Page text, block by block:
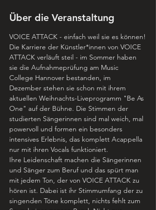
Über die Veranstaltung
VOICE ATTACK - einfach weil sie es können!
Die Karriere der Künstler*innen von VOICE
ATTACK verläuft steil - im Sommer haben
sie die Aufnahmeprüfung am Music
College Hannover bestanden, im
Dezember stehen sie schon mit ihrem
aktuellen Weihnachts-Liveprogramm "Be As
One" auf der Bühne. Die Stimmen der
studierten Sängerinnen sind mal weich, mal
powervoll und formen ein besonders
intensives Erlebnis, das komplett Acappella
nur mit ihren Vocals funktioniert.
Ihre Leidenschaft machen die Sängerinnen
und Sänger zum Beruf und das spürt man
mit jedem Ton, der von VOICE ATTACK zu
hören ist. Dabei ist ihr Stimmumfang der zu
singenden Töne komplett, nichts fehlt zum